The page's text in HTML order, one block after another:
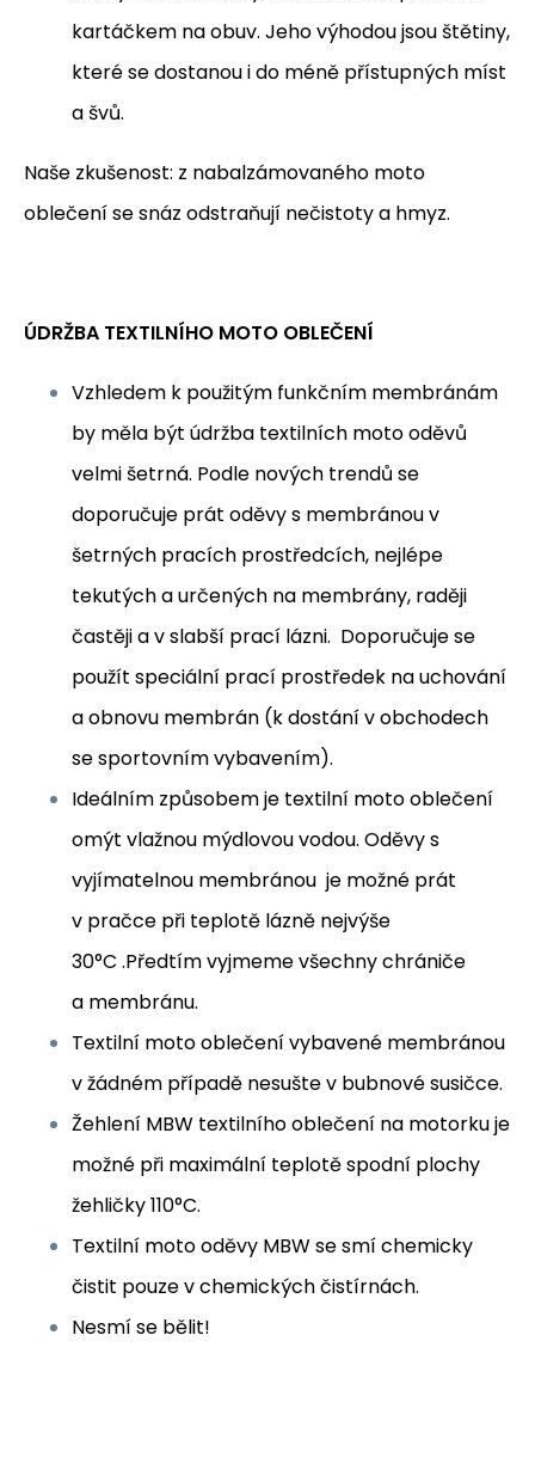
kartáčkem na obuv. Jeho výhodou jsou štětiny,
které se dostanou i do méně přístupných míst
a švů.
Naše zkušenost: z nabalzámovaného moto
oblečení se snáz odstraňují nečistoty a hmyz.
ÚDRŽBA TEXTILNÍHO MOTO OBLEČENÍ
Vzhledem k použitým funkčním membránám
by měla být údržba textilních moto oděvů
velmi šetrná. Podle nových trendů se
doporučuje prát oděvy s membránou v
šetrných pracích prostředcích, nejlépe
tekutých a určených na membrány, raději
častěji a v slabší prací lázni. Doporučuje se
použít speciální prací prostředek na uchování
a obnovu membrán (k dostání v obchodech
se sportovním vybavením).
Ideálním způsobem je textilní moto oblečení
omýt vlažnou mýdlovou vodou. Oděvy s
vyjímatelnou membránou je možné prát
v pračce při teplotě lázně nejvýše
30°C .Předtím vyjmeme všechny chrániče
a membránu.
Textilní moto oblečení vybavené membránou
v žádném případě nesušte v bubnové susičce.
Žehlení MBW textilního oblečení na motorku je
možné při maximální teplotě spodní plochy
žehličky 110°C.
Textilní moto oděvy MBW se smí chemicky
čistit pouze v chemických čistírnách.
Nesmí se bělit!